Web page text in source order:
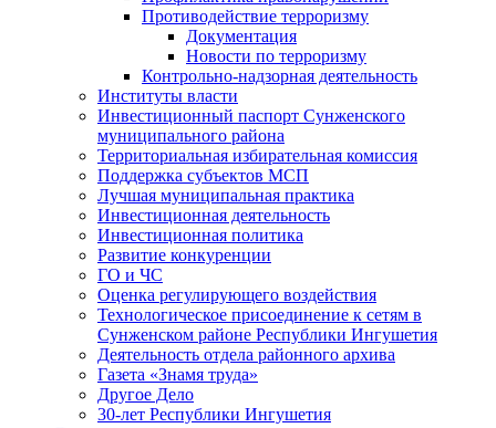
Противодействие терроризму
Документация
Новости по терроризму
Контрольно-надзорная деятельность
Институты власти
Инвестиционный паспорт Сунженского
муниципального района
Территориальная избирательная комиссия
Поддержка субъектов МСП
Лучшая муниципальная практика
Инвестиционная деятельность
Инвестиционная политика
Развитие конкуренции
ГО и ЧС
Оценка регулирующего воздействия
Технологическое присоединение к сетям в
Сунженском районе Республики Ингушетия
Деятельность отдела районного архива
Газета «Знамя труда»
Другое Дело
30-лет Республики Ингушетия